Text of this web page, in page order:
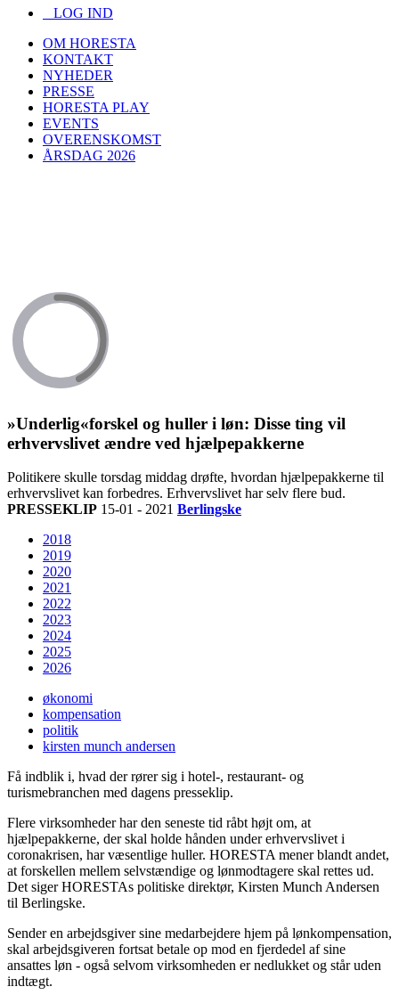
LOG IND
OM HORESTA
KONTAKT
NYHEDER
PRESSE
HORESTA PLAY
EVENTS
OVERENSKOMST
ÅRSDAG 2026
»Underlig«forskel og huller i løn: Disse ting vil
erhvervslivet ændre ved hjælpepakkerne
Politikere skulle torsdag middag drøfte, hvordan hjælpepakkerne til
erhvervslivet kan forbedres. Erhvervslivet har selv flere bud.
PRESSEKLIP 15-01 - 2021 Berlingske
2018
2019
2020
2021
2022
2023
2024
2025
2026
økonomi
kompensation
politik
kirsten munch andersen
Få indblik i, hvad der rører sig i hotel-, restaurant- og
turismebranchen med dagens presseklip.
Flere virksomheder har den seneste tid råbt højt om, at
hjælpepakkerne, der skal holde hånden under erhvervslivet i
coronakrisen, har væsentlige huller. HORESTA mener blandt andet,
at forskellen mellem selvstændige og lønmodtagere skal rettes ud.
Det siger HORESTAs politiske direktør, Kirsten Munch Andersen
til Berlingske.
Sender en arbejdsgiver sine medarbejdere hjem på lønkompensation,
skal arbejdsgiveren fortsat betale op mod en fjerdedel af sine
ansattes løn - også selvom virksomheden er nedlukket og står uden
indtægt.